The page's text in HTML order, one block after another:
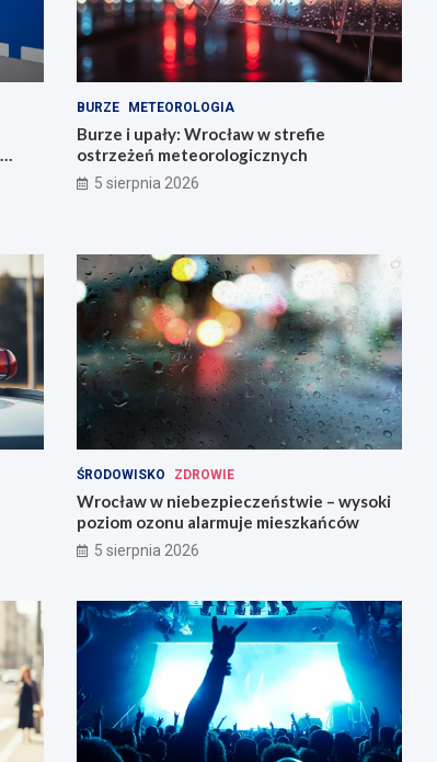
BURZE METEOROLOGIA
Burze i upały: Wrocław w strefie
ostrzeżeń meteorologicznych
5 sierpnia 2026
ŚRODOWISKO ZDROWIE
Wrocław w niebezpieczeństwie – wysoki
poziom ozonu alarmuje mieszkańców
5 sierpnia 2026